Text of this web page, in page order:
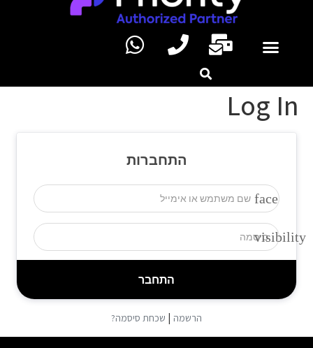
Log In
התחברות
face
visibility
הרשמה | שכחת סיסמה?